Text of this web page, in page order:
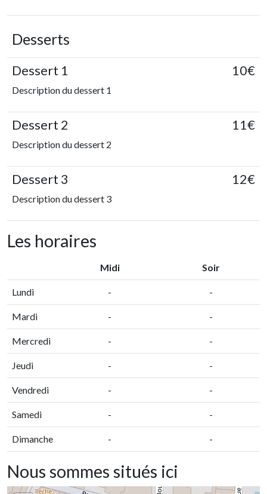
Desserts
Dessert 1
Description du dessert 1
10€
Dessert 2
Description du dessert 2
11€
Dessert 3
Description du dessert 3
12€
Les horaires
Midi Soir
Lundi - -
Mardi - -
Mercredi - -
Jeudi - -
Vendredi - -
Samedi - -
Dimanche - -
Nous sommes situés ici